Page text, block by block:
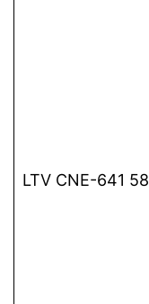
LTV CNE-641 58